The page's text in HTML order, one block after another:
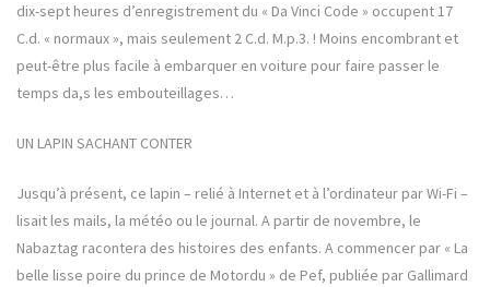
dix-sept heures d’enregistrement du « Da Vinci Code » occupent 17
C.d. « normaux », mais seulement 2 C.d. M.p.3. ! Moins encombrant et
peut-être plus facile à embarquer en voiture pour faire passer le
temps da,s les embouteillages…
UN LAPIN SACHANT CONTER
Jusqu’à présent, ce lapin – relié à Internet et à l’ordinateur par Wi-Fi –
lisait les mails, la météo ou le journal. A partir de novembre, le
Nabaztag racontera des histoires des enfants. A commencer par « La
belle lisse poire du prince de Motordu » de Pef, publiée par Gallimard